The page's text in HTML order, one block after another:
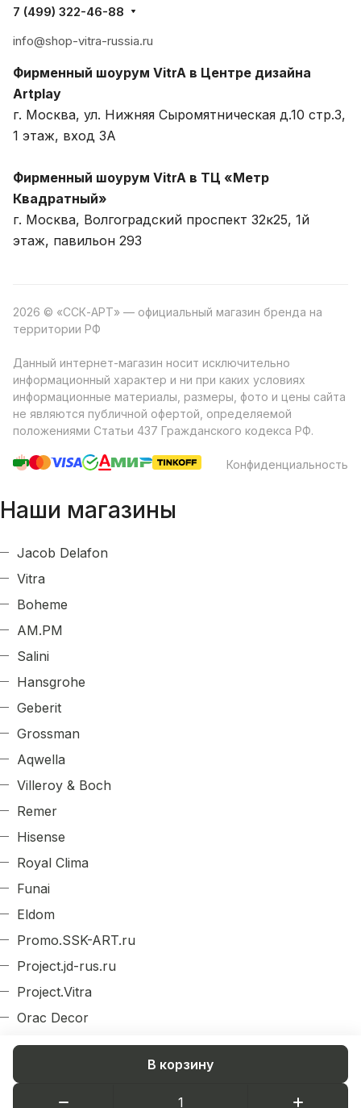
В корзину
7 (499) 322-46-88
info@shop-vitra-russia.ru
Фирменный шоурум VitrA в Центре дизайна
Artplay
г. Москва, ул. Нижняя Сыромятническая д.10 стр.3,
1 этаж, вход 3A
Фирменный шоурум VitrA в ТЦ «Метр
Квадратный»
г. Москва, Волгоградский проспект 32к25, 1й
этаж, павильон 293
2026 © «ССК-АРТ» — официальный магазин бренда на
территории РФ
Данный интернет-магазин носит исключительно
информационный характер и ни при каких условиях
информационные материалы, размеры, фото и цены сайта
не являются публичной офертой, определяемой
положениями Статьи 437 Гражданского кодекса РФ.
Конфиденциальность
Наши магазины
Jacob Delafon
Vitra
Boheme
AM.PM
Salini
Hansgrohe
Geberit
Grossman
Aqwella
Villeroy & Boch
Remer
Hisense
Royal Clima
Funai
Eldom
Promo.SSK-ART.ru
Project.jd-rus.ru
Project.Vitra
Orac Decor
Evroplast